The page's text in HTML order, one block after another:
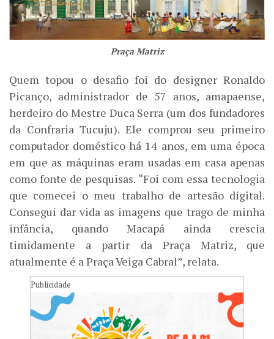
Praça Matriz
Quem topou o desafio foi do designer Ronaldo
Picanço, administrador de 57 anos, amapaense,
herdeiro do Mestre Duca Serra (um dos fundadores
da Confraria Tucuju). Ele comprou seu primeiro
computador doméstico há 14 anos, em uma época
em que as máquinas eram usadas em casa apenas
como fonte de pesquisas. “Foi com essa tecnologia
que comecei o meu trabalho de artesão digital.
Consegui dar vida as imagens que trago de minha
infância, quando Macapá ainda crescia
timidamente a partir da Praça Matriz, que
atualmente é a Praça Veiga Cabral”, relata.
Publicidade